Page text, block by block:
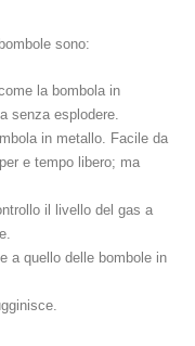
sono:
la bombola in
senza esplodere.
in metallo. Facile da
e tempo libero; ma
il livello del gas a
a quello delle bombole in